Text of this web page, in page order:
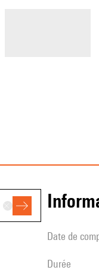
date de
durée